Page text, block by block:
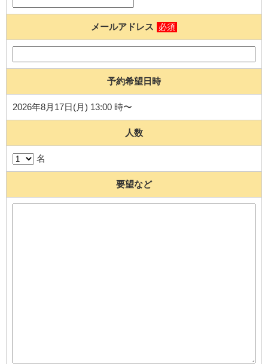
メールアドレス 必須
予約希望日時
2026年8月17日(月) 13:00 時〜
人数
名
要望など